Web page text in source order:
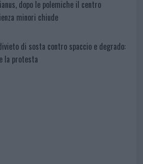
dopo le polemiche il centro
minori chiude
di sosta contro spaccio e degrado:
la protesta